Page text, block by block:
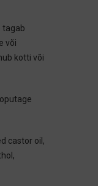
tagab
või
kotti või
castor oil,